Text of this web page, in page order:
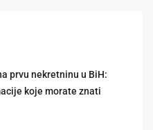
prvu nekretninu u BiH:
koje morate znati